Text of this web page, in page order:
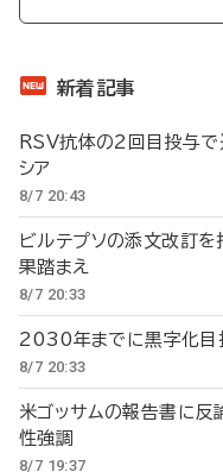
新着記事
RSV抗体の2回目投与
シア
8/7 20:43
ビルテプソの添文改
果踏まえ
8/7 20:33
2030年までに黒字化
8/7 20:33
米ゴッサムの報告書に
性強調
8/7 19:37